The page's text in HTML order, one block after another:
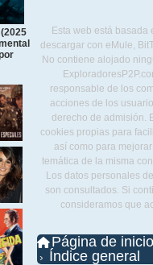
Esta web está basada
descargar con eMule,
No contiene alojado
responsable de los
acciones de los
derecho de admisión.
cookies propias para
así como para
temática de la misma
Los datos personales
son consultados. Si
consideramos que
Página de inicio
Índice general